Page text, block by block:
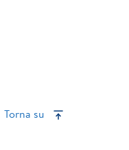
Torna su